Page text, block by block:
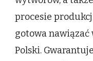
procesie
gotowa nawiązać
Polski.